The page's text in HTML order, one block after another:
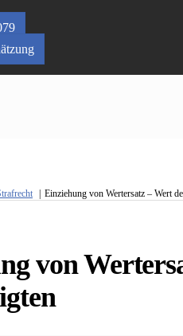
Einziehung von Wertersatz – Wert
von